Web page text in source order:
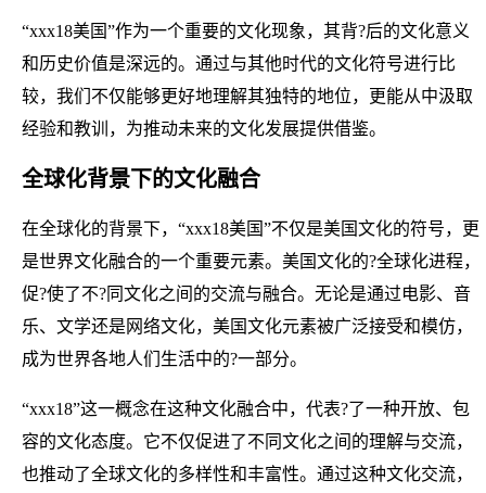
“xxx18美国”作为一个重要的文化现象，其背?后的文化意义
和历史价值是深远的。通过与其他时代的文化符号进行比
较，我们不仅能够更好地理解其独特的地位，更能从中汲取
经验和教训，为推动未来的文化发展提供借鉴。
全球化背景下的文化融合
在全球化的背景下，“xxx18美国”不仅是美国文化的符号，更
是世界文化融合的一个重要元素。美国文化的?全球化进程，
促?使了不?同文化之间的交流与融合。无论是通过电影、音
乐、文学还是网络文化，美国文化元素被广泛接受和模仿，
成为世界各地人们生活中的?一部分。
“xxx18”这一概念在这种文化融合中，代表?了一种开放、包
容的文化态度。它不仅促进了不同文化之间的理解与交流，
也推动了全球文化的多样性和丰富性。通过这种文化交流，